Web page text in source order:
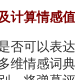
算情感值
可以表达
维情感词